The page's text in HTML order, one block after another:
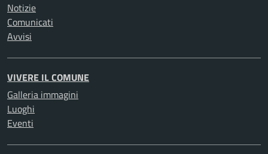
Notizie
Comunicati
Avvisi
VIVERE IL COMUNE
Galleria immagini
Luoghi
Eventi